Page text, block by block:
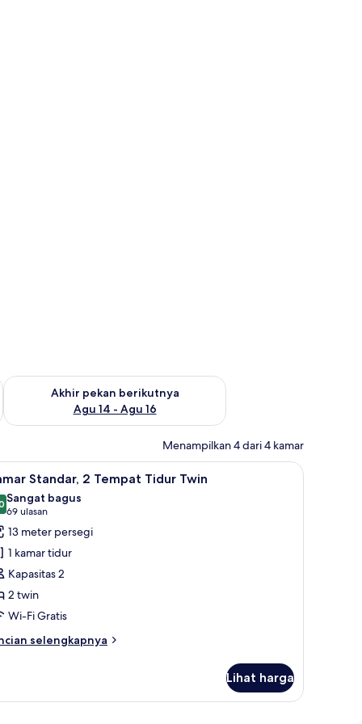
Agu 7 - Agu 9
Akhir pekan berikutnya
Agu 14 - Agu 16
Periksa ketersediaan untuk akhir pekan berikutnya Agu 14 -
Menampilkan 4 dari 4 kamar
ramah laptop, dan kedap suaraKamar Standar, 2 Tempat Tidur Twin | Meja
7 Standar, 2 Tempat Tidur Twin
dari 10
Sangat bagus
69 ulasan
(69
ulasan)
13 meter persegi
1 kamar tidur
Kapasitas 2
2 twin
Wi-Fi Gratis
selengkapnya
Lihat harga